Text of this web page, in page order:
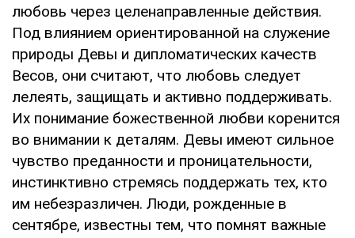
любовь через целенаправленные действия.
Под влиянием ориентированной на служение
природы Девы и дипломатических качеств
Весов, они считают, что любовь следует
лелеять, защищать и активно поддерживать.
Их понимание божественной любви коренится
во внимании к деталям. Девы имеют сильное
чувство преданности и проницательности,
инстинктивно стремясь поддержать тех, кто
им небезразличен. Люди, рожденные в
сентябре, известны тем, что помнят важные